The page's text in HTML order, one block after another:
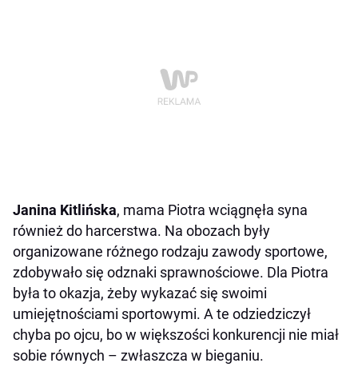
Janina Kitlińska, mama Piotra wciągnęła syna
również do harcerstwa. Na obozach były
organizowane różnego rodzaju zawody sportowe,
zdobywało się odznaki sprawnościowe. Dla Piotra
była to okazja, żeby wykazać się swoimi
umiejętnościami sportowymi. A te odziedziczył
chyba po ojcu, bo w większości konkurencji nie miał
sobie równych – zwłaszcza w bieganiu.